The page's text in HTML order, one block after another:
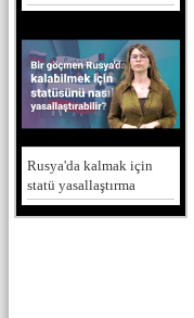
Rusya'da kalmak için
statü yasallaştırma